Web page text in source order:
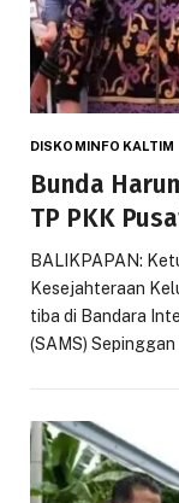
DISKOMINFO KALTIM
Bunda
TP PKK
BALIKPAPAN:
Kesejahteraan
tiba di Bandara
(SAMS)